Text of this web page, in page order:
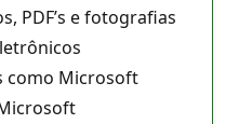
PDF’s e fotografias
como Microsoft